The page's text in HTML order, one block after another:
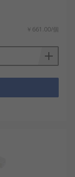
バ、スイ
加え、
ます。
ス、デュ
ら、送受
選びま
備心も考
、25
、可動
￥661.00/個